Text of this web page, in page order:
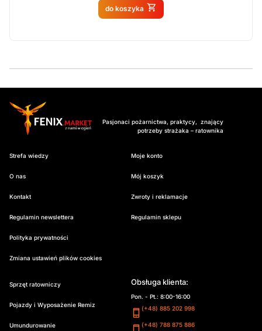
do koszyka
Produkt dostępny na
Pasjonaci pożarnictwa, praktycy, znający
potrzeby strażaka – ratownika
Strefa wiedzy
O nas
Kontakt
Regulamin newslettera
Polityka prywatności
Zmiana ustawień plików cookies
Moje konto
Mój koszyk
Zwroty i reklamacje
Regulamin sklepu
Sprzęt ratowniczy
Pojazdy i Wyposażenie Remiz
Umundurowanie
Obsługa klienta:
Pon. - Pt.: 8:00-16:00
(+48) 885 202 998
(+48) 788 875 886